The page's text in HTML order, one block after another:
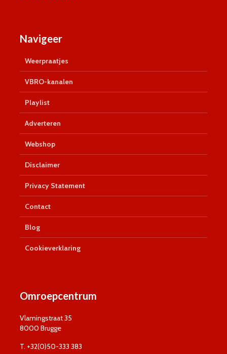
Navigeer
Weerpraatjes
VBRO-kanalen
Playlist
Adverteren
Webshop
Disclaimer
Privacy Statement
Contact
Blog
Cookieverklaring
Omroepcentrum
Vlamingstraat 35
8000 Brugge
T. +32(0)50-333 383